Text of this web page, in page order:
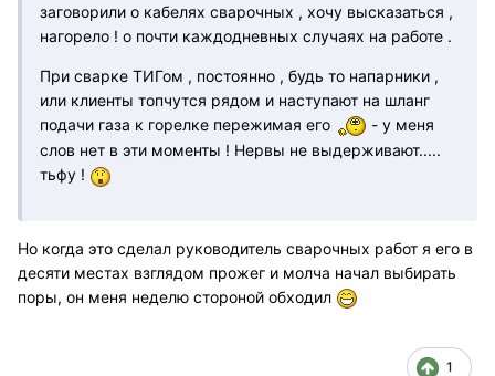
заговорили о кабелях сварочных , хочу высказаться ,
нагорело ! о почти каждодневных случаях на работе .
При сварке ТИГом , постоянно , будь то напарники ,
или клиенты топчутся рядом и наступают на шланг
подачи газа к горелке пережимая его
- у меня
слов нет в эти моменты ! Нервы не выдерживают.....
тьфу !
Но когда это сделал руководитель сварочных работ я его в
десяти местах взглядом прожег и молча начал выбирать
поры, он меня неделю стороной обходил
1